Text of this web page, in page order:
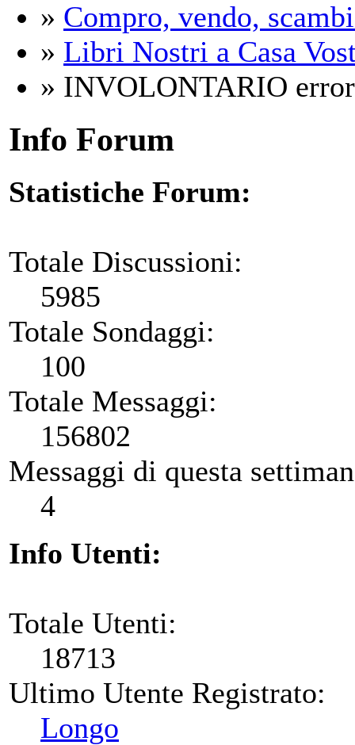
» Compro, vendo,
» Libri Nostri a Casa
» INVOLONTARIO
Info Forum
Statistiche Forum:
Totale Discussioni:
5985
Totale Sondaggi:
100
Totale Messaggi:
156802
Messaggi di questa
4
Info Utenti:
Totale Utenti:
18713
Ultimo Utente Registrato:
Longo